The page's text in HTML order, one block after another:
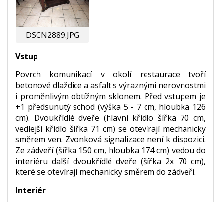
DSCN2889.JPG
Vstup
Povrch komunikací v okolí restaurace tvoří
betonové dlaždice a asfalt s výraznými nerovnostmi
i proměnlivým obtížným sklonem. Před vstupem je
+1 předsunutý schod (výška 5 - 7 cm, hloubka 126
cm). Dvoukřídlé dveře (hlavní křídlo šířka 70 cm,
vedlejší křídlo šířka 71 cm) se otevírají mechanicky
směrem ven. Zvonková signalizace není k dispozici.
Ze zádveří (šířka 150 cm, hloubka 174 cm) vedou do
interiéru další dvoukřídlé dveře (šířka 2x 70 cm),
které se otevírají mechanicky směrem do zádveří.
Interiér